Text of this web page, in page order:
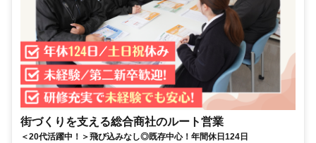
街づくりを支える総合商社のルート営業
＜20代活躍中！＞飛び込みなし◎既存中心！年間休日124日